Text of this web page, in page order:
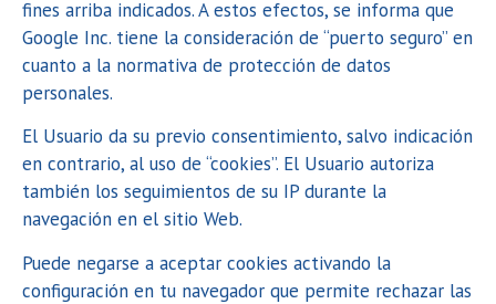
fines arriba indicados. A estos efectos, se informa que
Google Inc. tiene la consideración de “puerto seguro” en
cuanto a la normativa de protección de datos
personales.
El Usuario da su previo consentimiento, salvo indicación
en contrario, al uso de “cookies”. El Usuario autoriza
también los seguimientos de su IP durante la
navegación en el sitio Web.
Puede negarse a aceptar cookies activando la
configuración en tu navegador que permite rechazar las